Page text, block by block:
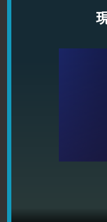
而感性女人的
時，既自己努
方是否能擔保
你不相信，你
她們都是這樣
因為在自我情